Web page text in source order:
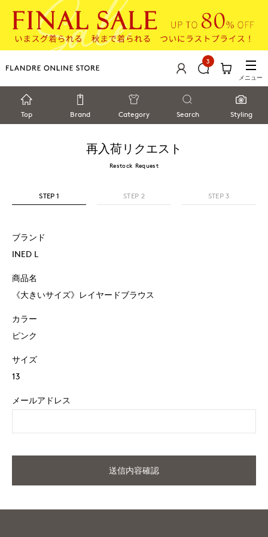
3
メニュー
Top Brand Category Search Styling
再入荷リクエスト
Restock Request
STEP 1 STEP 2 STEP 3
ブランド
INED L
商品名
《大きいサイズ》レイヤードブラウス
カラー
ピンク
サイズ
13
メールアドレス
送信内容確認